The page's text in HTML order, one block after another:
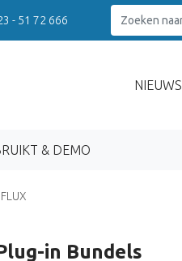
- 51 72 666
NIEUWS
& DEMO
FLUX
in Bundels